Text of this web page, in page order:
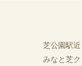
芝公園駅近
みなと芝ク